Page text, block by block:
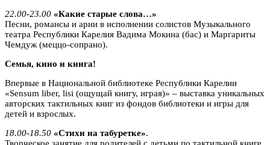
22.00-23.00 «Какие старые слова…»
Песни, романсы и арии в исполнении солистов Музыкального
театра Республики Карелия Вадима Мокина (бас) и Маргариты
Чемдуж (меццо-сопрано).
Семья, кино и книга!
Впервые в Национальной библиотеке Республики Карелии
«Sensum liber, lisi (ощущай книгу, играя)» – выставка уникальных
авторских тактильных книг из фондов библиотеки и игры для
детей и взрослых.
18.00-18.50 «Стихи на табуретке».